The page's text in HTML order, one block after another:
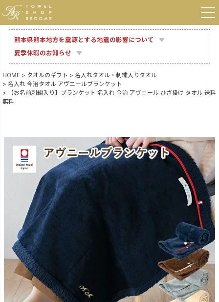
熊本県熊本地方を震源とする地震の影響について
夏季休暇のお知らせ
HOME タオルのギフト
名入れタオル・刺繍入りタオル
名入れ 今治タオル アヴニールブランケット
【お名前刺繍入り】ブランケット 名入れ 今治 アヴニール ひざ掛け タオル 送料
無料